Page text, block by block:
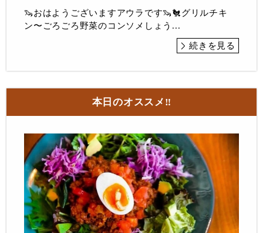
🦦おはようございますアウラです🦦🐔グリルチキ
ン〜ごろごろ野菜のコンソメしょう...
続きを見る
本日のオススメ‼︎